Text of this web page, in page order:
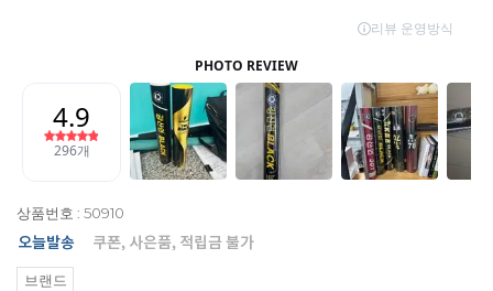
상품번호 : 50910
브랜드